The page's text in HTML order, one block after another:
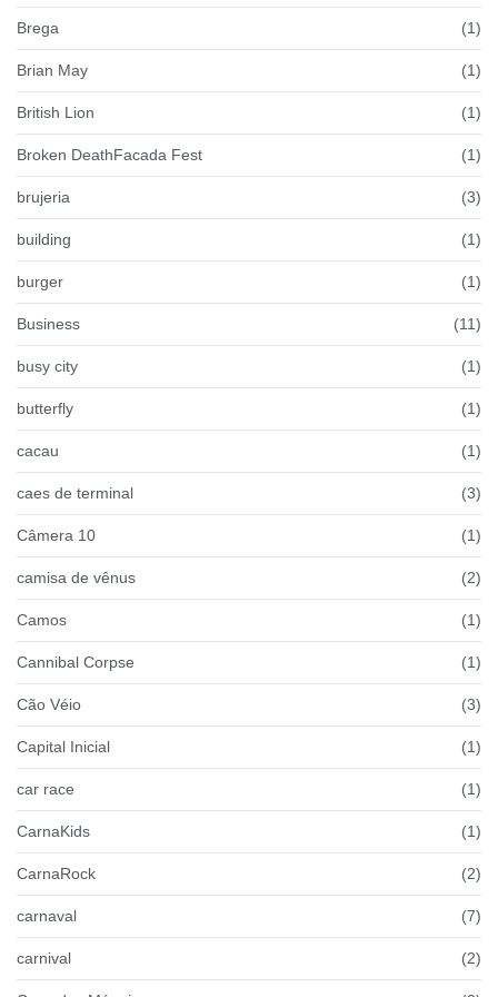
Brega (1)
Brian May (1)
British Lion (1)
Broken DeathFacada Fest (1)
brujeria (3)
building (1)
burger (1)
Business (11)
busy city (1)
butterfly (1)
cacau (1)
caes de terminal (3)
Câmera 10 (1)
camisa de vênus (2)
Camos (1)
Cannibal Corpse (1)
Cão Véio (3)
Capital Inicial (1)
car race (1)
CarnaKids (1)
CarnaRock (2)
carnaval (7)
carnival (2)